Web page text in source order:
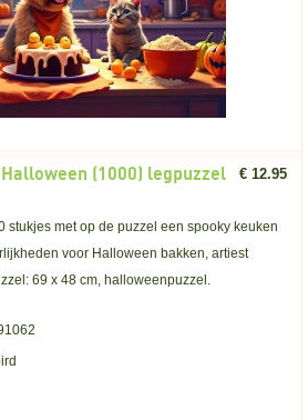
(1000) legpuzzel € 12.95
stukjes met op de puzzel een spooky keuken
voor Halloween bakken, artiest
69 x 48 cm, halloweenpuzzel.